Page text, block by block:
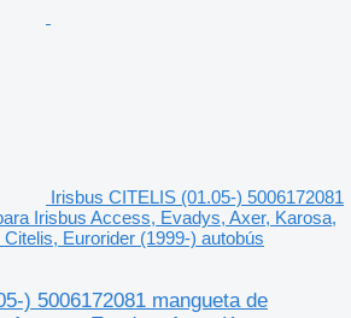
Irisbus CITELIS (01.05-) 5006172081
Irisbus Access, Evadys, Axer, Karosa,
Eurorider (1999-) autobús
) 5006172081 mangueta de